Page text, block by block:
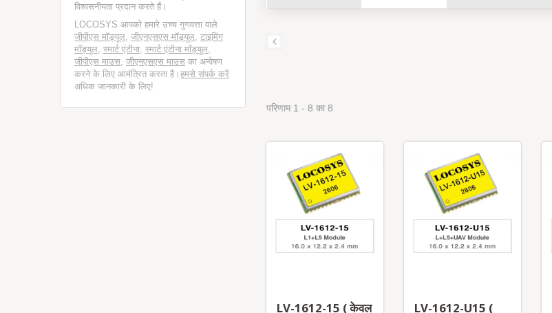
विश्वसनीयता प्रदान करते हैं।
LOCOSYS आपको हमारे उच्च गुणवत्ता वाले
जीपीएस मॉड्यूल, जीएनएसएस मॉड्यूल, टाइमिंग
मॉड्यूल, स्मार्ट एंटीना, स्मार्ट एंटीना मॉड्यूल,
जीपीएस माउस, जीएनएसएस माउस का अन्वेषण
करने के लिए आमंत्रित करता है। हमसे संपर्क करें
अधिक जानकारी के लिए!
परिणाम 1 - 8 का 8
LV-1612-15 ( केवल
LV-1612-U15 (